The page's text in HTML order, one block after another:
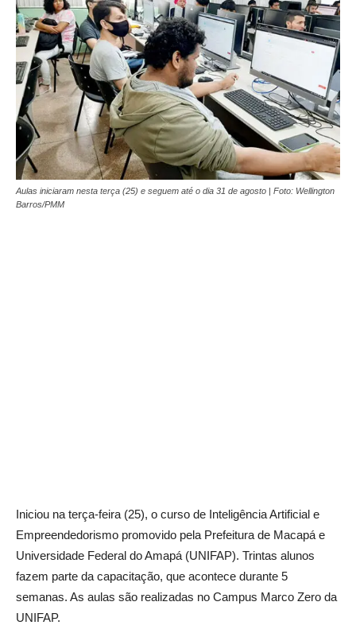
Aulas iniciaram nesta terça (25) e seguem até o dia 31 de agosto | Foto: Wellington
Barros/PMM
Iniciou na terça-feira (25), o curso de Inteligência Artificial e
Empreendedorismo promovido pela Prefeitura de Macapá e
Universidade Federal do Amapá (UNIFAP). Trintas alunos
fazem parte da capacitação, que acontece durante 5
semanas. As aulas são realizadas no Campus Marco Zero da
UNIFAP.